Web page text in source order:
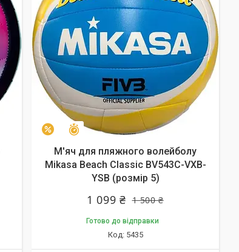
–27% Залишилось 23 дні
М'яч для пляжного волейболу
Mikasa Beach Classic BV543C-VXB-
YSB (розмір 5)
1 500 ₴
1 099 ₴
Готово до відправки
5435